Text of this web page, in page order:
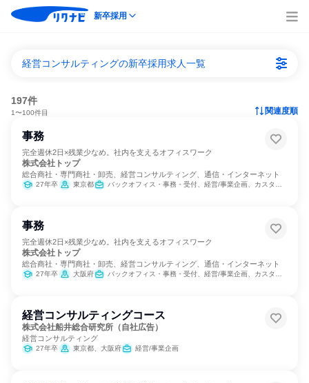
新卒採用
経営コンサルティングの新卒採用求人一覧
197件
1〜100件目 関連度順
事務
完全週休2日×残業少なめ。社内を支えるオフィスワーク
株式会社トップ
総合商社・専門商社・卸売、経営コンサルティング、通信・インターネット
27年卒 東京都 バックオフィス・事務・受付、経営/事業企画、カスタマーサポート/コールセンター
事務
完全週休2日×残業少なめ。社内を支えるオフィスワーク
株式会社トップ
総合商社・専門商社・卸売、経営コンサルティング、通信・インターネット
27年卒 大阪府 バックオフィス・事務・受付、経営/事業企画、カスタマーサポート/コールセンター
経営コンサルティングコース
株式会社船井総合研究所（自社広告）
経営コンサルティング
27年卒 東京都、大阪府 経営/事業企画